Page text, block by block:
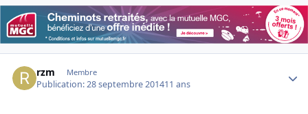
rzm Membre
Publication:28 septembre 201411 ans